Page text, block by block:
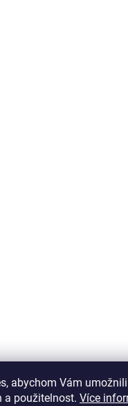
abychom Vám
a použitelnost. Více